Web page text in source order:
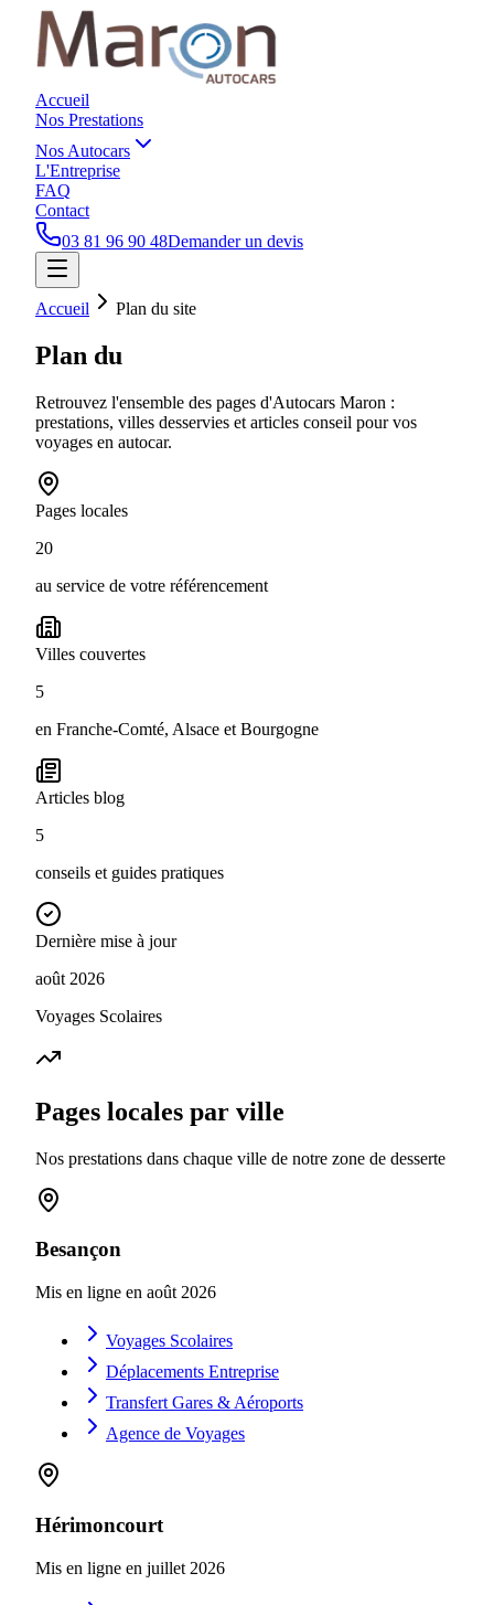
Accueil
Nos Prestations
Nos Autocars
L'Entreprise
FAQ
Contact
03 81 96 90 48Demander un devis
Accueil Plan du site
Plan du
Retrouvez l'ensemble des pages d'Autocars Maron :
prestations, villes desservies et articles conseil pour vos
voyages en autocar.
Pages locales
20
au service de votre référencement
Villes couvertes
5
en Franche-Comté, Alsace et Bourgogne
Articles blog
5
conseils et guides pratiques
Dernière mise à jour
août 2026
Voyages Scolaires
Pages locales par ville
Nos prestations dans chaque ville de notre zone de desserte
Besançon
Mis en ligne en août 2026
Voyages Scolaires
Déplacements Entreprise
Transfert Gares & Aéroports
Agence de Voyages
Hérimoncourt
Mis en ligne en juillet 2026